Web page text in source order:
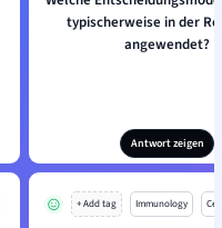
typischerweise in der
angewendet?
Antwort zeigen
+ Add tag Immunology